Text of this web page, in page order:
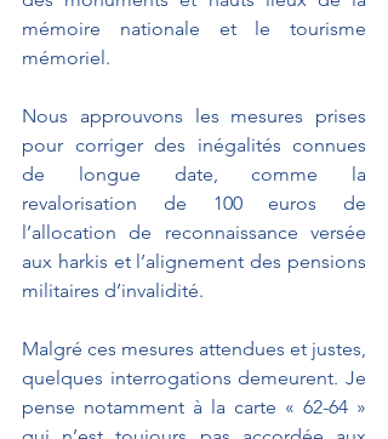
mémoire nationale et le tourisme
mémoriel.
Nous approuvons les mesures prises
pour corriger des inégalités connues
de longue date, comme la
revalorisation de 100 euros de
l’allocation de reconnaissance versée
aux harkis et l’alignement des pensions
militaires d’invalidité.
Malgré ces mesures attendues et justes,
quelques interrogations demeurent. Je
pense notamment à la carte « 62-64 »